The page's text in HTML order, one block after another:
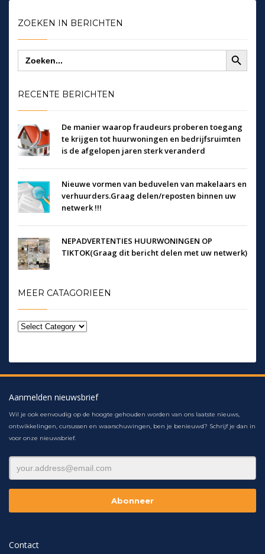
ZOEKEN IN BERICHTEN
Zoek
naar:
Zoekknop
RECENTE BERICHTEN
De manier waarop fraudeurs proberen toegang
te krijgen tot huurwoningen en bedrijfsruimten
is de afgelopen jaren sterk veranderd
Nieuwe vormen van beduvelen van makelaars en
verhuurders.Graag delen/reposten binnen uw
netwerk !!!
NEPADVERTENTIES HUURWONINGEN OP
TIKTOK(Graag dit bericht delen met uw netwerk)
MEER CATAGORIEEN
Aanmelden nieuwsbrief
Wil je ook eenvoudig op de hoogte gehouden worden van ons laatste nieuws,
ontwikkelingen, cursussen en waarschuwingen, ben je benieuwd? Schrijf je dan in
voor onze nieuwsbrief.
Contact